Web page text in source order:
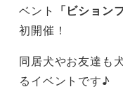
ベント
「ビション
初開催！
同居犬やお友達も
るイベントです♪